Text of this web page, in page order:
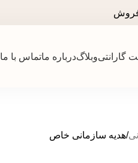
فروش
گارانتیوبلاگدرباره ماتماس با ما
هدیه سازمانی خاص